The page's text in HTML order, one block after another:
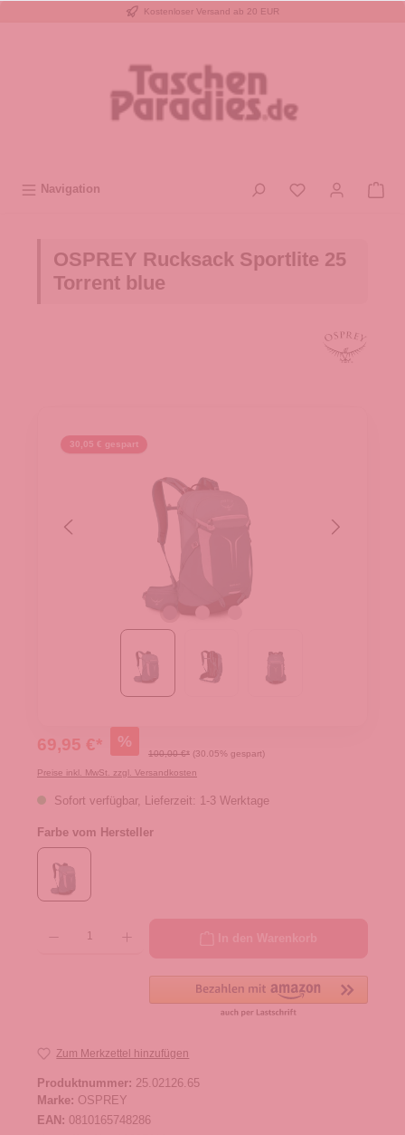
Kostenloser Versand ab 20 EUR
Navigation
OSPREY Rucksack Sportlite 25
Torrent blue
30,05 € gespart
69,95 €* %
100,00 €* (30.05% gespart)
Preise inkl. MwSt. zzgl. Versandkosten
Sofort verfügbar, Lieferzeit: 1-3 Werktage
Farbe vom Hersteller
Zum Merkzettel hinzufügen
Produktnummer: 25.02126.65
Marke: OSPREY
EAN: 0810165748286